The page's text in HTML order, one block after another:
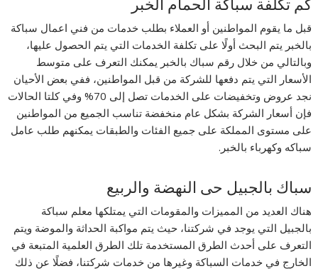
كم تكلفة سباكة الحمام الخبر
قبل ما يقوم المواطنين أو العملاء بطلب خدمات من فني اعمال سباكة
بالخبر يتم البحث أولًا على تكلفة الخدمات التي يتم الحصول عليها،
وبالتالي من خلال رقم سباك بالخبر يمكنك التعرف على متوسط
الأسعار التي يتم دفعها للشركة من قبل المواطنين، ففي بعض الأحيان
نجد عروض وتخفيضات على الخدمات تصل إلى 70% وفي كلتا الحالات
فإن أسعار الشركة بشكل عام منخفضة تناسب الجميع من المواطنين
على مستوى المملكة على جميع الفئات والطبقات يمكنهم طلب عامل
سباكه وكهرباء بالخبر.
سباك بالجبيل حى النهضة والربيع
هناك العديد من المميزات والمقومات التي يمتلكها معلم سباكة
بالجبيل التي يوجد في شركتنا، حيث يتم مواكبة الحداثة والموضة ويتم
التعرف على أحدث الطرق المستخدمة تلك الطرق العلمية المتبعة في
الخارج في خدمات السباكة وغيرها من خدمات شركتنا، فضلًا عن ذلك